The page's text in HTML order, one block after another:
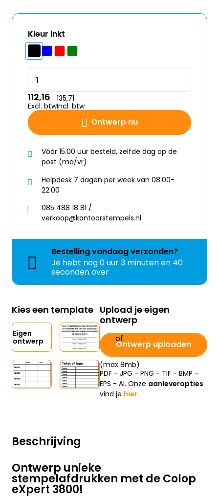
Beschrijving
Ontwerp unieke
stempelafdrukken met de Colop
eXpert 3800!
Kleur inkt
Ontwerp nu
112,16
Excl. btw
135,71
Incl. btw
Vóór 15.00 uur besteld, zelfde dag op de
post (ma/vr)
Helpdesk 7 dagen per week van 08.00-
22.00
085 488 18 81 /
verkoop@kantoorstempels.nl
Bestellingvandaagverzonden?
Je hebt nog0 uur 3 minuten en 39
seconden over
Kies een template
Eigen
ontwerp
Upload je eigen
ontwerp
Ontwerp uploaden
(max 8mb)
PDF - JPG - PNG - TIF - BMP -
EPS - AI. Onze aanleveropties
vind je hier.